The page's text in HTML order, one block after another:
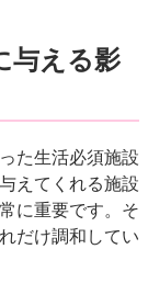
与える影
た生活必須施設
えてくれる施設
に重要です。そ
だけ調和してい